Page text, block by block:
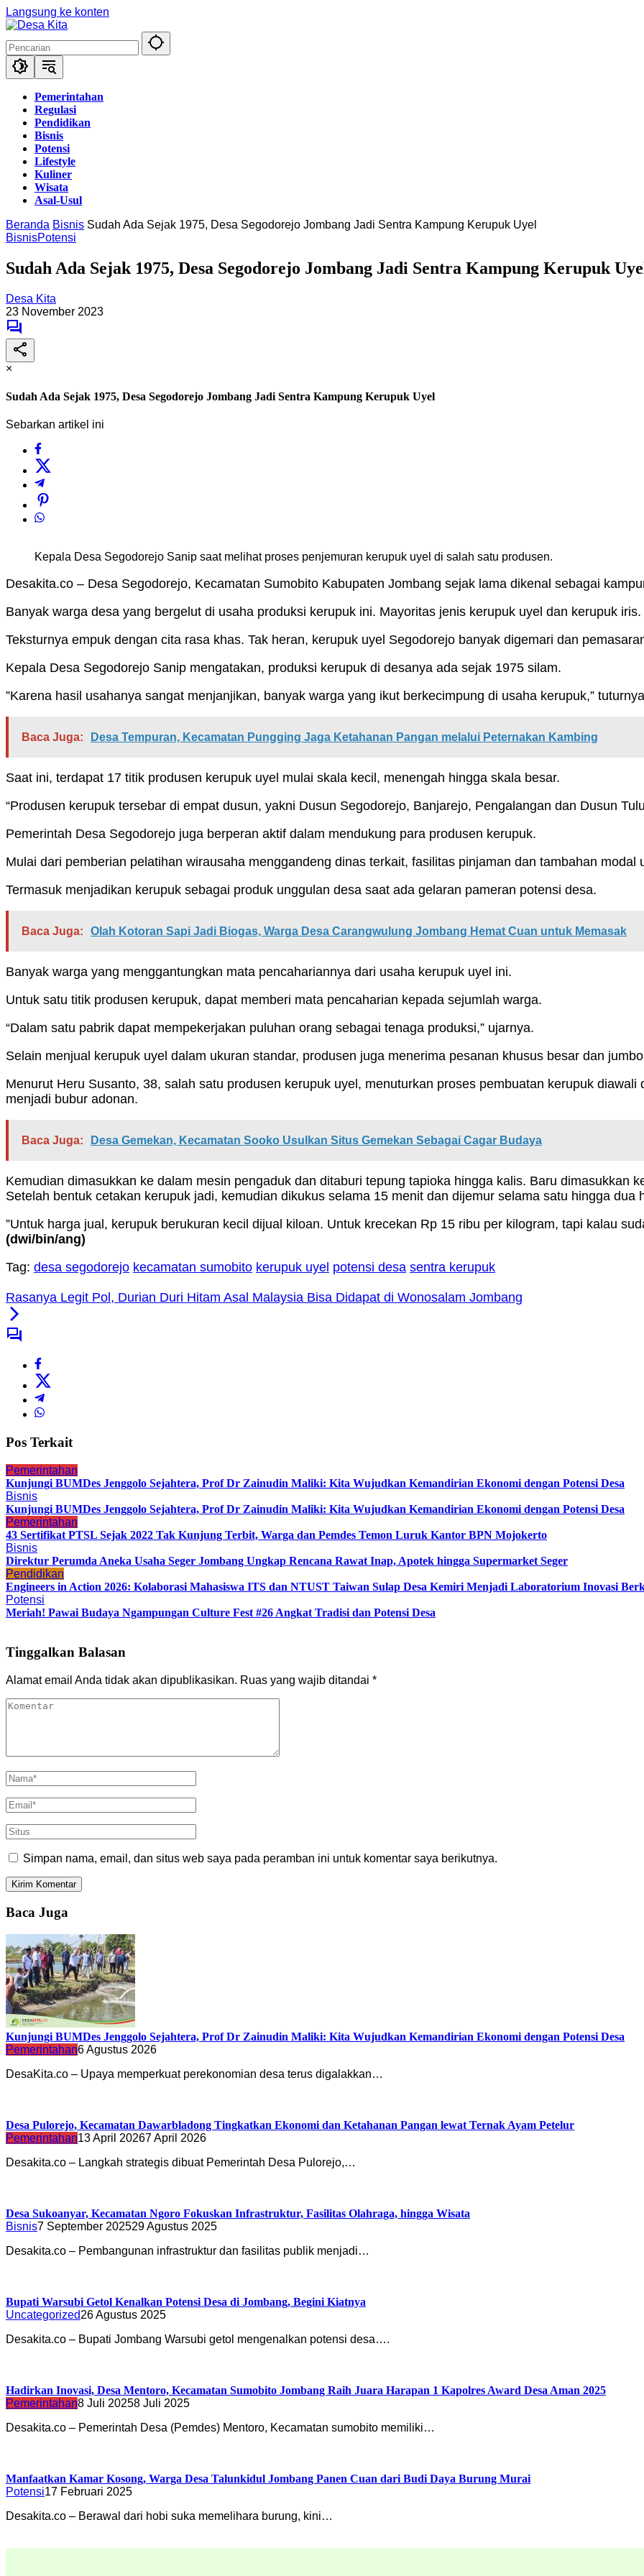
Langsung ke konten
Pemerintahan
Regulasi
Pendidikan
Bisnis
Potensi
Lifestyle
Kuliner
Wisata
Asal-Usul
Beranda Bisnis Sudah Ada Sejak 1975, Desa Segodorejo Jombang Jadi Sentra Kampung Kerupuk Uyel
BisnisPotensi
Sudah Ada Sejak 1975, Desa Segodorejo Jombang Jadi Sentra Kampung Kerupuk
Desa Kita
23 November 2023
×
Sudah Ada Sejak 1975, Desa Segodorejo Jombang Jadi Sentra Kampung Kerupuk Uyel
Sebarkan artikel ini
Kepala Desa Segodorejo Sanip saat melihat proses penjemuran kerupuk uyel di salah satu produsen.
Desakita.co – Desa Segodorejo, Kecamatan Sumobito Kabupaten Jombang sejak lama dikenal sebagai
Banyak warga desa yang bergelut di usaha produksi kerupuk ini. Mayoritas jenis kerupuk uyel dan kerupuk iris.
Teksturnya empuk dengan cita rasa khas. Tak heran, kerupuk uyel Segodorejo banyak digemari dan
Kepala Desa Segodorejo Sanip mengatakan, produksi kerupuk di desanya ada sejak 1975 silam.
”Karena hasil usahanya sangat menjanjikan, banyak warga yang ikut berkecimpung di usaha kerupuk,”
Baca Juga: Desa Tempuran, Kecamatan Pungging Jaga Ketahanan Pangan melalui Peternakan Kambing
Saat ini, terdapat 17 titik produsen kerupuk uyel mulai skala kecil, menengah hingga skala besar.
“Produsen kerupuk tersebar di empat dusun, yakni Dusun Segodorejo, Banjarejo, Pengalangan dan Dusun
Pemerintah Desa Segodorejo juga berperan aktif dalam mendukung para produsen kerupuk.
Mulai dari pemberian pelatihan wirausaha menggandeng dinas terkait, fasilitas pinjaman dan tambahan modal
Termasuk menjadikan kerupuk sebagai produk unggulan desa saat ada gelaran pameran potensi desa.
Baca Juga: Olah Kotoran Sapi Jadi Biogas, Warga Desa Carangwulung Jombang Hemat Cuan untuk Memasak
Banyak warga yang menggantungkan mata pencahariannya dari usaha kerupuk uyel ini.
Untuk satu titik produsen kerupuk, dapat memberi mata pencaharian kepada sejumlah warga.
“Dalam satu pabrik dapat mempekerjakan puluhan orang sebagai tenaga produksi,” ujarnya.
Selain menjual kerupuk uyel dalam ukuran standar, produsen juga menerima pesanan khusus besar dan
Menurut Heru Susanto, 38, salah satu produsen kerupuk uyel, menuturkan proses pembuatan kerupuk
menjadi bubur adonan.
Baca Juga: Desa Gemekan, Kecamatan Sooko Usulkan Situs Gemekan Sebagai Cagar Budaya
Kemudian dimasukkan ke dalam mesin pengaduk dan ditaburi tepung tapioka hingga kalis. Baru dimasukkan
Setelah bentuk cetakan kerupuk jadi, kemudian dikukus selama 15 menit dan dijemur selama satu hingga dua
”Untuk harga jual, kerupuk berukuran kecil dijual kiloan. Untuk krecekan Rp 15 ribu per kilogram, tapi kalau
(dwi/bin/ang)
Tag: desa segodorejo kecamatan sumobito kerupuk uyel potensi desa sentra kerupuk
Rasanya Legit Pol, Durian Duri Hitam Asal Malaysia Bisa Didapat di Wonosalam Jombang
Pos Terkait
Pemerintahan
Kunjungi BUMDes Jenggolo Sejahtera, Prof Dr Zainudin Maliki: Kita Wujudkan Kemandirian Ekonomi dengan Potensi Desa
Bisnis
Kunjungi BUMDes Jenggolo Sejahtera, Prof Dr Zainudin Maliki: Kita Wujudkan Kemandirian Ekonomi dengan Potensi Desa
Pemerintahan
43 Sertifikat PTSL Sejak 2022 Tak Kunjung Terbit, Warga dan Pemdes Temon Luruk Kantor BPN Mojokerto
Bisnis
Direktur Perumda Aneka Usaha Seger Jombang Ungkap Rencana Rawat Inap, Apotek hingga Supermarket Seger
Pendidikan
Engineers in Action 2026: Kolaborasi Mahasiswa ITS dan NTUST Taiwan Sulap Desa Kemiri Menjadi Laboratorium Inovasi
Potensi
Meriah! Pawai Budaya Ngampungan Culture Fest #26 Angkat Tradisi dan Potensi Desa
Tinggalkan Balasan
Alamat email Anda tidak akan dipublikasikan. Ruas yang wajib ditandai *
Simpan nama, email, dan situs web saya pada peramban ini untuk komentar saya berikutnya.
Baca Juga
Kunjungi BUMDes Jenggolo Sejahtera, Prof Dr Zainudin Maliki: Kita Wujudkan Kemandirian Ekonomi dengan Potensi Desa
Pemerintahan6 Agustus 2026
DesaKita.co – Upaya memperkuat perekonomian desa terus digalakkan…
Desa Pulorejo, Kecamatan Dawarbladong Tingkatkan Ekonomi dan Ketahanan Pangan lewat Ternak Ayam Petelur
Pemerintahan13 April 20267 April 2026
Desakita.co – Langkah strategis dibuat Pemerintah Desa Pulorejo,…
Desa Sukoanyar, Kecamatan Ngoro Fokuskan Infrastruktur, Fasilitas Olahraga, hingga Wisata
Bisnis7 September 202529 Agustus 2025
Desakita.co – Pembangunan infrastruktur dan fasilitas publik menjadi…
Bupati Warsubi Getol Kenalkan Potensi Desa di Jombang, Begini Kiatnya
Uncategorized26 Agustus 2025
Desakita.co – Bupati Jombang Warsubi getol mengenalkan potensi desa….
Hadirkan Inovasi, Desa Mentoro, Kecamatan Sumobito Jombang Raih Juara Harapan 1 Kapolres Award Desa Aman 2025
Pemerintahan8 Juli 20258 Juli 2025
Desakita.co – Pemerintah Desa (Pemdes) Mentoro, Kecamatan sumobito memiliki…
Manfaatkan Kamar Kosong, Warga Desa Talunkidul Jombang Panen Cuan dari Budi Daya Burung Murai
Potensi17 Februari 2025
Desakita.co – Berawal dari hobi suka memelihara burung, kini…